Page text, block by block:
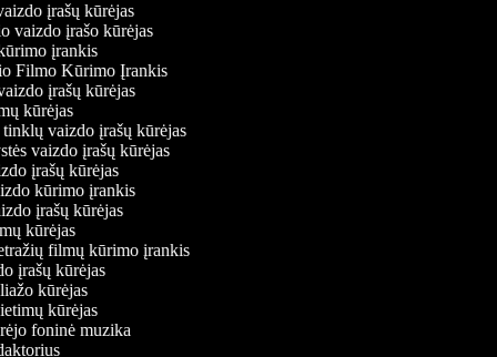
įrašų kūrėjas
vaizdo įrašo kūrėjas
įrankis
Filmo Kūrimo Įrankis
įrašų kūrėjas
kūrėjas
tinklų vaizdo įrašų kūrėjas
vaizdo įrašų kūrėjas
įrašų kūrėjas
kūrimo įrankis
įrašų kūrėjas
kūrėjas
filmų kūrimo įrankis
įrašų kūrėjas
kūrėjas
kūrėjas
foninė muzika